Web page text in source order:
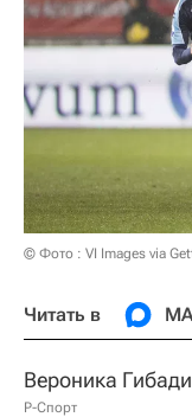
© Фото : VI Images via
Читать в
Вероника
Р-Спорт